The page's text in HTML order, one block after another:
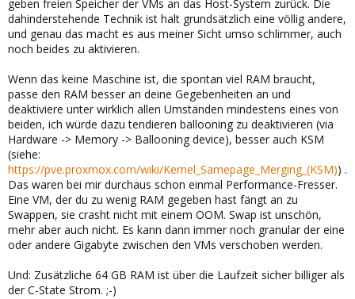
geben freien Speicher der VMs an das Host-System zurück. Die
dahinderstehende Technik ist halt grundsätzlich eine völlig andere,
und genau das macht es aus meiner Sicht umso schlimmer, auch
noch beides zu aktivieren.
Wenn das keine Maschine ist, die spontan viel RAM braucht,
passe den RAM besser an deine Gegebenheiten an und
deaktiviere unter wirklich allen Umständen mindestens eines von
beiden, ich würde dazu tendieren ballooning zu deaktivieren (via
Hardware -> Memory -> Ballooning device), besser auch KSM
(siehe:
https://pve.proxmox.com/wiki/Kernel_Samepage_Merging_(KSM)) .
Das waren bei mir durchaus schon einmal Performance-Fresser.
Eine VM, der du zu wenig RAM gegeben hast fängt an zu
Swappen, sie crasht nicht mit einem OOM. Swap ist unschön,
mehr aber auch nicht. Es kann dann immer noch granular der eine
oder andere Gigabyte zwischen den VMs verschoben werden.
Und: Zusätzliche 64 GB RAM ist über die Laufzeit sicher billiger als
der C-State Strom. ;-)